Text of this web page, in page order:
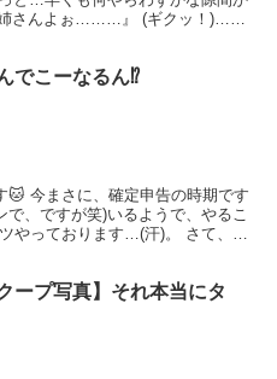
さんよぉ………』 (ギクッ！)…は
でこーなるん⁉︎
🐱 今まさに、確定申告の時期です
、ですが笑)いるようで、やるこ
やっております…(汗)。 さて、と
ープ写真】それ本当にタ